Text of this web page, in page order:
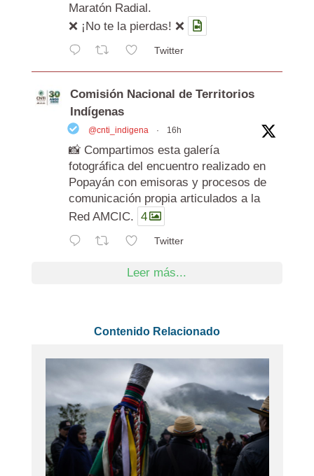
Maratón Radial.
❌ ¡No te la pierdas! ❌
Twitter
Comisión Nacional de Territorios
Indígenas
@cnti_indigena · 16h
📸 Compartimos esta galería
fotográfica del encuentro realizado en
Popayán con emisoras y procesos de
comunicación propia articulados a la
Red AMCIC. 4
Twitter
Leer más...
Contenido Relacionado